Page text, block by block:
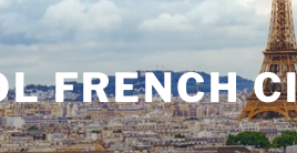
FRENCH